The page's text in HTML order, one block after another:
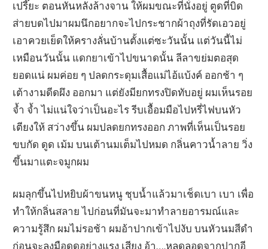
เปรี๊ยะ ตอนหันหลังล้างจาน ให้ผมขณะที่นั่งอยู่ ตูดที่บิด
ส่ายบดไปมาผมนึกอยากจะไปกระชากผ้าถุงที่รัดเอวอยู่
เอาควยเย็ดให้ครางลั่นบ้านตั้งแต่ซะวันนั้น แต่วันนี้ไม่
เหมือนวันนั้น แดกยาเข้าไปขนาดนั้น ลีลาขย่มตอสุด
ยอดแน่ ผมค่อย ๆ ปลดกระดุมเสื้อแม่ไอ้แบ้งค์ ออกช้า ๆ
เต้างามดีดผึง ออกมา แต่ยังมียกทรงปิดทับอยู่ ผมเห็นรอย
จ้ำ จ้ำ ไม่แน่ใจว่าเป็นอะไร รีบเอื้อมมือไปหรี่ไฟบนหัว
เตียงให้ สว่างขึ้น ผมปลดยกทรงออก ภาพที่เห็นเป็นรอย
ขบกัด ดูด เม้ม บนเต้านมเต็มไปหมด กลิ่นคาวน้ำลาย วิ่ง
ขึ้นมาแตะจมูกผม
ผมลุกขึ้นไปหยิบผ้าขนหนู ชุบน้ำแล้วมาเช็ดเบา เบา เพื่อ
ทำให้กลิ่นสลาย ไปก่อนที่มันจะมาทำลายอารมณ์และ
ความรู้สึก ผมไม่รอช้า ผมอ้าปากเข้าไปงับ บนหัวนมสีดำ
ก่อนจะลงมือดูดอย่างแรง เสียง อ้า….หลุดลอดจากปากอี